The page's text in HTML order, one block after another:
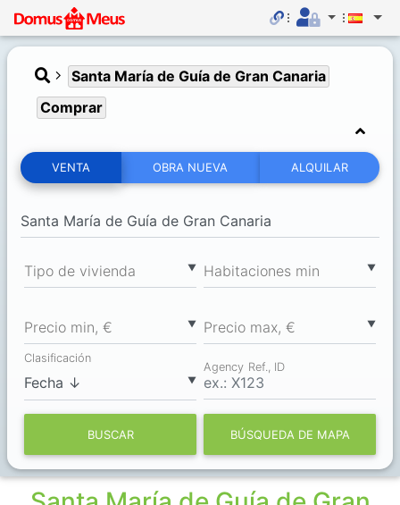
Santa María de Guía de Gran Canaria
Comprar
VENTA OBRA NUEVA ALQUILAR
▼
Tipo de vivienda ▼
Habitaciones min
▼
Precio min, € ▼
Precio max, €
▼
Clasificación
Agency Ref., ID
BUSCAR BÚSQUEDA DE MAPA